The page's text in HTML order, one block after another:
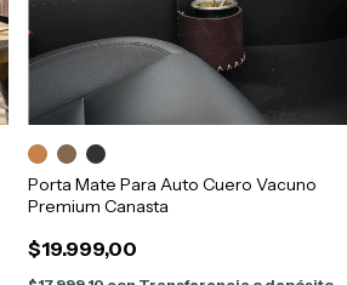
Porta Mate Para Auto Cuero Vacuno
Premium Canasta
$19.999,00